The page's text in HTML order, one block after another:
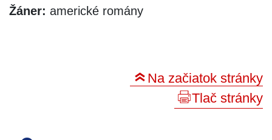
Žáner: americké romány
Na začiatok stránky
Tlač stránky